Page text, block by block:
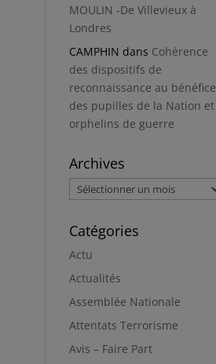
MOULIN -De Villevieux à
Londres
CAMPHIN dans Cohérence
des dispositifs de
reconnaissance au bénéfice
des pupilles de la Nation et
orphelins de guerre
Archives
Archives
Catégories
Actu
Actualités
Assemblée Nationale
Attentats Terrorisme
Avis – Faire Part